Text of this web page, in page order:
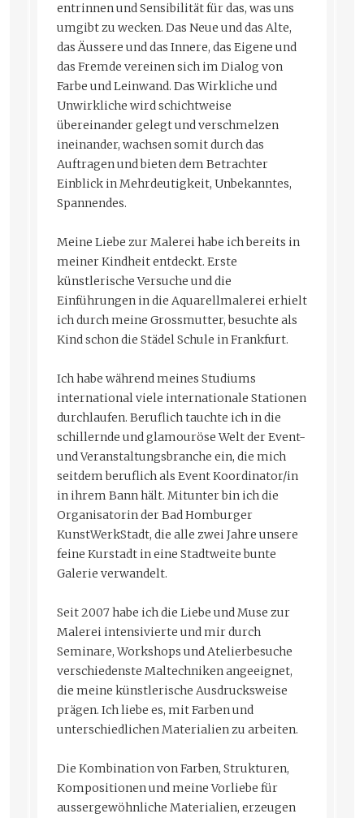
entrinnen und Sensibilität für das, was uns
umgibt zu wecken. Das Neue und das Alte,
das Äussere und das Innere, das Eigene und
das Fremde vereinen sich im Dialog von
Farbe und Leinwand. Das Wirkliche und
Unwirkliche wird schichtweise
übereinander gelegt und verschmelzen
ineinander, wachsen somit durch das
Auftragen und bieten dem Betrachter
Einblick in Mehrdeutigkeit, Unbekanntes,
Spannendes.
Meine Liebe zur Malerei habe ich bereits in
meiner Kindheit entdeckt. Erste
künstlerische Versuche und die
Einführungen in die Aquarellmalerei erhielt
ich durch meine Grossmutter, besuchte als
Kind schon die Städel Schule in Frankfurt.
Ich habe während meines Studiums
international viele internationale Stationen
durchlaufen. Beruflich tauchte ich in die
schillernde und glamouröse Welt der Event-
und Veranstaltungsbranche ein, die mich
seitdem beruflich als Event Koordinator/in
in ihrem Bann hält. Mitunter bin ich die
Organisatorin der Bad Homburger
KunstWerkStadt, die alle zwei Jahre unsere
feine Kurstadt in eine Stadtweite bunte
Galerie verwandelt.
Seit 2007 habe ich die Liebe und Muse zur
Malerei intensivierte und mir durch
Seminare, Workshops und Atelierbesuche
verschiedenste Maltechniken angeeignet,
die meine künstlerische Ausdrucksweise
prägen. Ich liebe es, mit Farben und
unterschiedlichen Materialien zu arbeiten.
Die Kombination von Farben, Strukturen,
Kompositionen und meine Vorliebe für
aussergewöhnliche Materialien, erzeugen